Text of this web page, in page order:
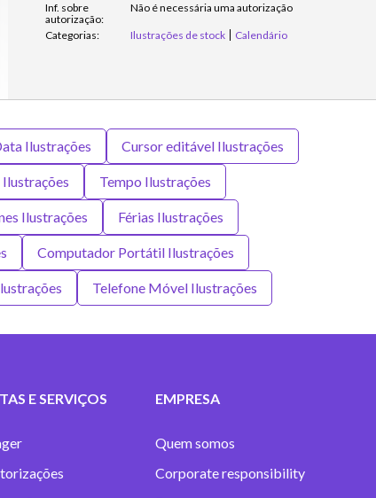
Inf. sobre
autorização:
Não é necessária uma autorização
Categorias: Ilustrações de stock Calendário
Ilustrações Cursor editável Ilustrações
Ilustrações Tempo Ilustrações
Ilustrações Férias Ilustrações
Computador Portátil Ilustrações
Telefone Móvel Ilustrações
E SERVIÇOS EMPRESA
Quem somos
Corporate responsibility